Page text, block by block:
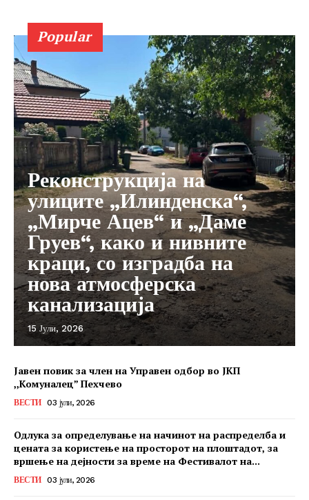
Popular
Реконструкција на
улиците „Илинденска“,
„Мирче Ацев“ и „Даме
Груев“, како и нивните
краци, со изградба на
нова атмосферска
канализација
15 Јули, 2026
Јавен повик за член на Управен одбор во ЈКП
,,Комуналец” Пехчево
ВЕСТИ 03 јули, 2026
Одлука за определување на начинот на распределба и
цената за користење на просторот на плоштадот, за
вршење на дејности за време на Фестивалот на...
ВЕСТИ 03 јули, 2026